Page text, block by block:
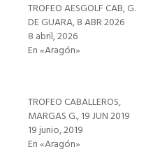
TROFEO AESGOLF CAB, G.
DE GUARA, 8 ABR 2026
8 abril, 2026
En «Aragón»
TROFEO CABALLEROS,
MARGAS G., 19 JUN 2019
19 junio, 2019
En «Aragón»